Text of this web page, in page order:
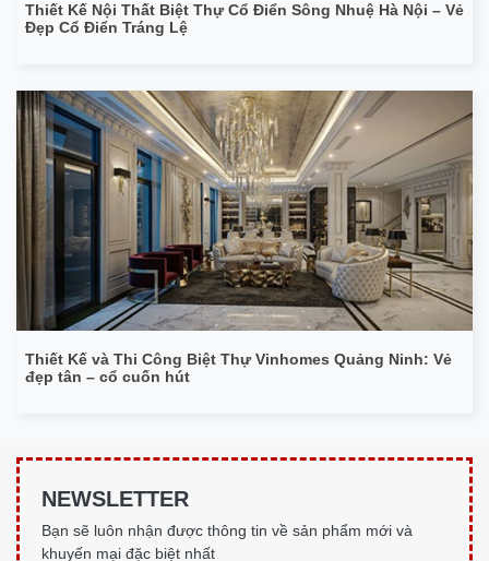
Thiết Kế Nội Thất Biệt Thự Cổ Điển Sông Nhuệ Hà Nội – Vẻ
Đẹp Cổ Điển Tráng Lệ
Thiết Kế và Thi Công Biệt Thự Vinhomes Quảng Ninh: Vẻ
đẹp tân – cổ cuốn hút
NEWSLETTER
Bạn sẽ luôn nhận được thông tin về sản phẩm mới và
khuyến mại đặc biệt nhất